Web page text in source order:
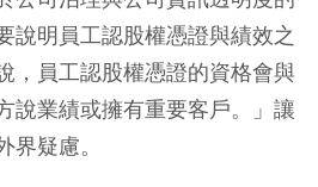
說明員工認股權憑證與績效之
，員工認股權憑證的資格會與
說業績或擁有重要客戶。」讓
疑慮。